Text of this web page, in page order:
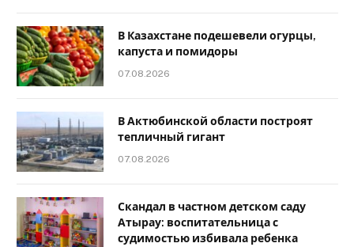
В Казахстане подешевели огурцы,
капуста и помидоры
07.08.2026
В Актюбинской области построят
тепличный гигант
07.08.2026
Скандал в частном детском саду
Атырау: воспитательница с
судимостью избивала ребенка